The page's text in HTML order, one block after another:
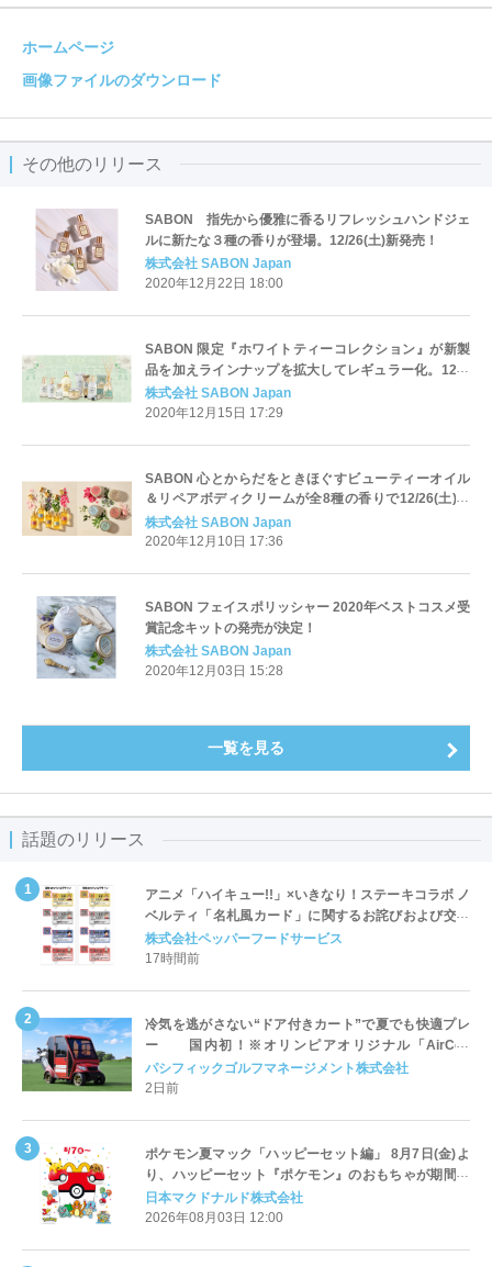
ホームページ
画像ファイルのダウンロード
その他のリリース
SABON 指先から優雅に香るリフレッシュハンドジェ
ルに新たな３種の香りが登場。12/26(土)新発売！
株式会社 SABON Japan
2020年12月22日 18:00
SABON 限定『ホワイトティーコレクション』が新製
品を加えラインナップを拡大してレギュラー化。12月
26日(土)新発売！
株式会社 SABON Japan
2020年12月15日 17:29
SABON 心とからだをときほぐすビューティーオイル
＆リペアボディクリームが全8種の香りで12/26(土)新
発売！
株式会社 SABON Japan
2020年12月10日 17:36
SABON フェイスポリッシャー 2020年ベストコスメ受
賞記念キットの発売が決定！
株式会社 SABON Japan
2020年12月03日 15:28
一覧を見る
話題のリリース
アニメ「ハイキュー!!」×いきなり！ステーキコラボ ノ
ベルティ「名札風カード」に関するお詫びおよび交換
対応についてのご案内
株式会社ペッパーフードサービス
17時間前
冷気を逃がさない“ドア付きカート”で夏でも快適プレ
ー 国内初！※オリンピアオリジナル「AirCon
Cart（エアコンカート）」導入 | ＰＧＭ
パシフィックゴルフマネージメント株式会社
2日前
ポケモン夏マック「ハッピーセット編」 8月7日(金)よ
り、ハッピーセット『ポケモン』のおもちゃが期間限
定登場
日本マクドナルド株式会社
2026年08月03日 12:00